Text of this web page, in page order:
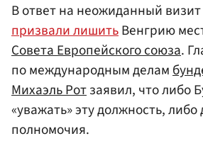
В ответ на неожиданный
призвали лишитьВенгрию
Совета Европейского союза.
по международным делам
Михаэль Ротзаявил, что либо
«уважать» эту должность,
полномочия.